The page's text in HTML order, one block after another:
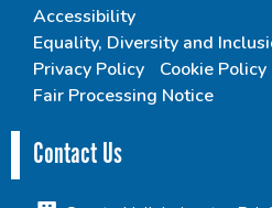
Accessibility
Equality, Diversity and
Privacy Policy
Cookie Policy
Fair Processing Notice
Contact Us